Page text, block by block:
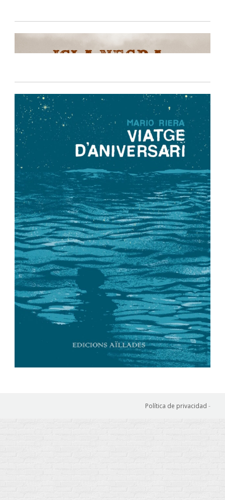
Política de privacidad -